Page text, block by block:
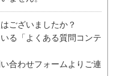
ございましたか？
る「よくある質問コンテ
合わせフォームよりご連